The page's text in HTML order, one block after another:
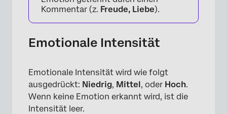
Kommentar (z. Freude, Liebe).
Emotionale Intensität
Emotionale Intensität wird wie folgt
ausgedrückt: Niedrig, Mittel, oder Hoch.
Wenn keine Emotion erkannt wird, ist die
Intensität leer.